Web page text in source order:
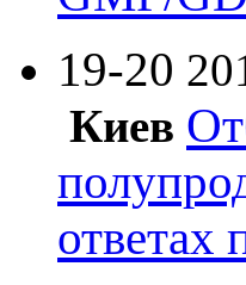
19-20
Киев
ответах